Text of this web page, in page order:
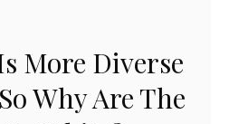
More Diverse
Why Are The